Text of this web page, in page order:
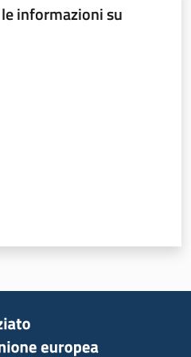
informazioni su